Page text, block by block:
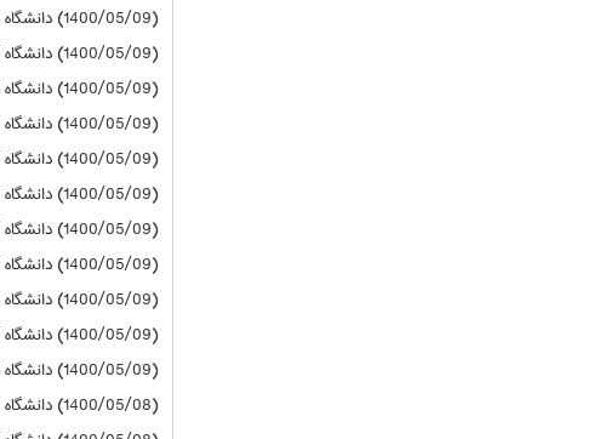
(1400/05/09) دانشگاه آزاد
(1400/05/09) دانشگاه آزاد
(1400/05/09) دانشگاه آزاد
(1400/05/09) دانشگاه آزاد
(1400/05/09) دانشگاه آزاد
(1400/05/09) دانشگاه آزاد
(1400/05/09) دانشگاه آزاد
(1400/05/09) دانشگاه آزاد
(1400/05/09) دانشگاه آزاد
(1400/05/09) دانشگاه آزاد
(1400/05/09) دانشگاه آزاد
(1400/05/08) دانشگاه آزاد